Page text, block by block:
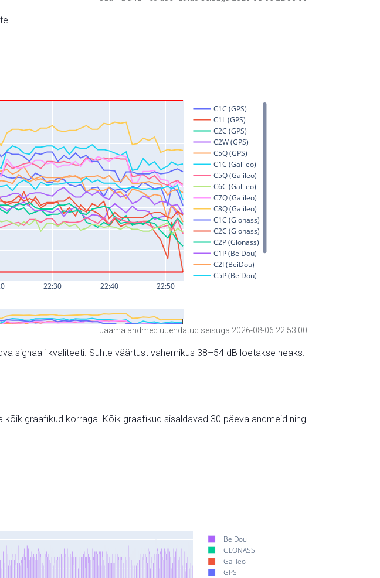
Jaama andmed uuendatud seisuga 2026-08-06 22:53:00
signaali kvaliteeti. Suhte väärtust vahemikus 38–54 dB loetakse heaks.
kõik graafikud korraga. Kõik graafikud sisaldavad 30 päeva andmeid ning
BeiDou
GLONASS
Galileo
GPS